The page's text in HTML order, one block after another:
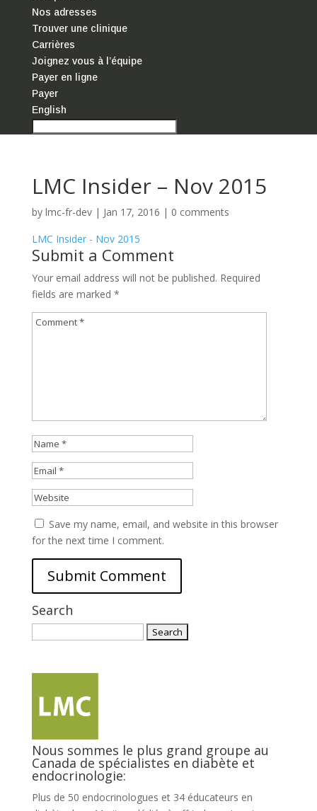
Nos adresses
Trouver une clinique
Carrières
Joignez vous à l’équipe
Payer en ligne
Payer
English
LMC Insider – Nov 2015
by lmc-fr-dev| Jan 17, 2016 | 0 comments
LMC Insider - Nov 2015
Submit a Comment
Your email address will not be published. Required
fields are marked *
Save my name, email, and website in this browser
for the next time I comment.
Search
Nous sommes le plus grand groupe au
Canada de spécialistes en diabète et
endocrinologie:
Plus de 50 endocrinologues et 34 éducateurs en